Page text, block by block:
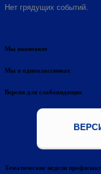
Нет грядущих событий.
Мы вконтакте
Мы в одноклассниках
Версия для слабовидящих
Тематические недели